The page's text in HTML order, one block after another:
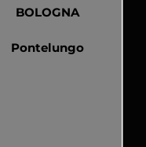
BOLOGNA
Pontelungo